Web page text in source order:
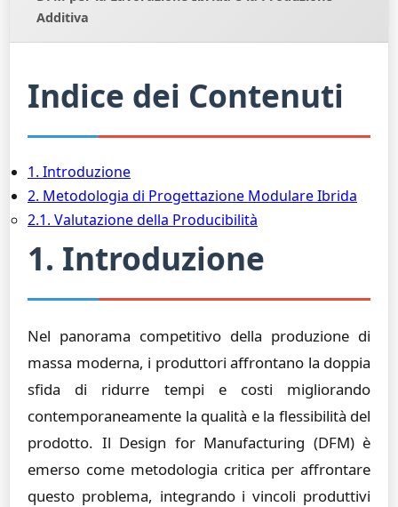
Additiva
Indice dei Contenuti
1. Introduzione
2. Metodologia di Progettazione Modulare Ibrida
2.1. Valutazione della Producibilità
1. Introduzione
Nel panorama competitivo della produzione di
massa moderna, i produttori affrontano la doppia
sfida di ridurre tempi e costi migliorando
contemporaneamente la qualità e la flessibilità del
prodotto. Il Design for Manufacturing (DFM) è
emerso come metodologia critica per affrontare
questo problema, integrando i vincoli produttivi